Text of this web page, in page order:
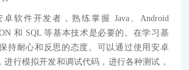
件开发者，熟练掌握 Java、Android
和 SQL 等基本技术是必要的。在学习基
持耐心和反思的态度。可以通过使用安卓
进行模拟开发和调试代码，进行各种测试，